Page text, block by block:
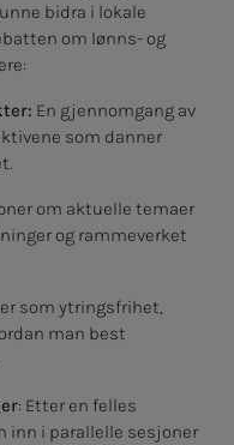
bidra i lokale
om lønns- og
En gjennomgang av
som danner
om aktuelle temaer
og rammeverket
som ytringsfrihet,
man best
: Etter en felles
inn i parallelle sesjoner